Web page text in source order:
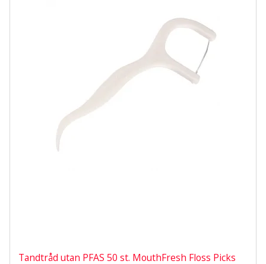
Tandtråd utan PFAS 50 st. MouthFresh Floss Picks